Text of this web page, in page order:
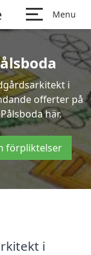
Menu
i
offerter på
här.
förpliktelser
i